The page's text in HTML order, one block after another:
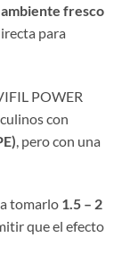
ambiente fresco
para
POWER
con
, pero con una
tomarlo 1.5 – 2
que el efecto